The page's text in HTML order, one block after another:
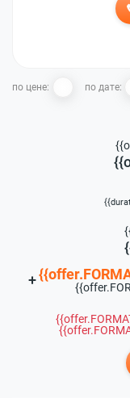
по цене: по дате:
+